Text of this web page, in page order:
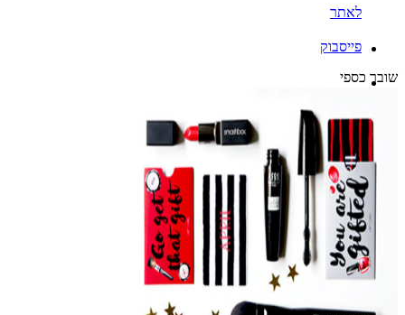
לאתר
פייסבוק
שובר כספי